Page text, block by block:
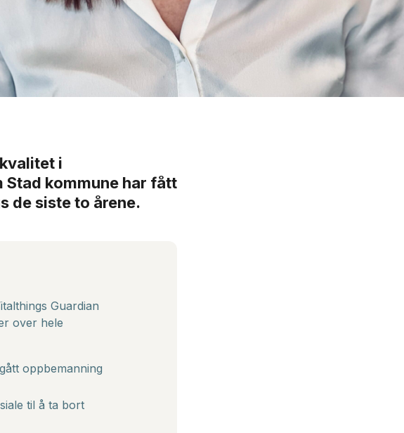
i
kommune har fått
de siste to årene.
Guardian
over hele
oppbemanning
til å ta bort